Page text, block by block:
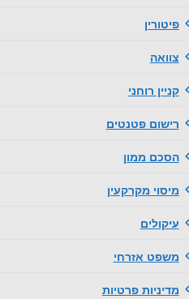
פיטורין
צוואה
קניין רוחני
רישום פטנטים
הסכם ממון
מיסוי מקרקעין
עיקולים
משפט אזרחי
מדיניות פרטיות